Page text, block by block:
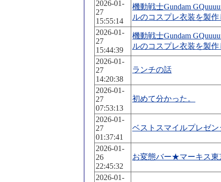
2026-01-
27
15:55:14
機動戦士Gundam
ルのコスプレ衣装を製
2026-01-
27
15:44:39
機動戦士Gundam
ルのコスプレ衣装を製
2026-01-
27
14:20:38
ランチの話
2026-01-
27
07:53:13
初めて分かった。
2026-01-
27
01:37:41
ベストスマイルプレゼン
2026-01-
26
22:45:32
お変態バー★マーキス東
2026-01-